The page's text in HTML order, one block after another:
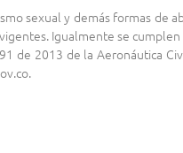
sexual y demás formas de
Igualmente se cumplen
de 2013 de la Aeronáutica